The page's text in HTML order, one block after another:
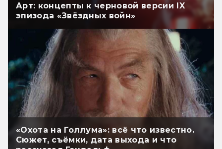
Арт: концепты к черновой версии IX
эпизода «Звёздных войн»
«Охота на Голлума»: всё что известно.
Сюжет, съёмки, дата выхода и что